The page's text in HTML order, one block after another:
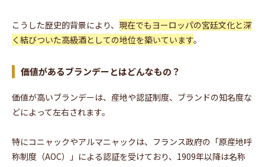
こうした歴史的背景により、 現在でもヨーロッパの宮廷文化と深
く結びついた高級酒としての地位を築いています。
価値があるブランデーとはどんなもの？
価値が高いブランデーは、産地や認証制度、ブランドの知名度な
どによって左右されます。
特にコニャックやアルマニャックは、フランス政府の「原産地呼
称制度（AOC）」による認証を受けており、1909年以降は名称